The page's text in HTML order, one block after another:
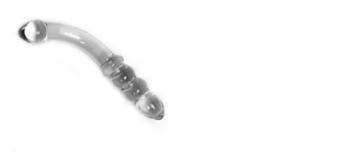
auf.
Die
Optionen
können